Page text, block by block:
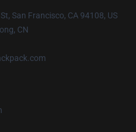
San Francisco, CA 94108, US
CN